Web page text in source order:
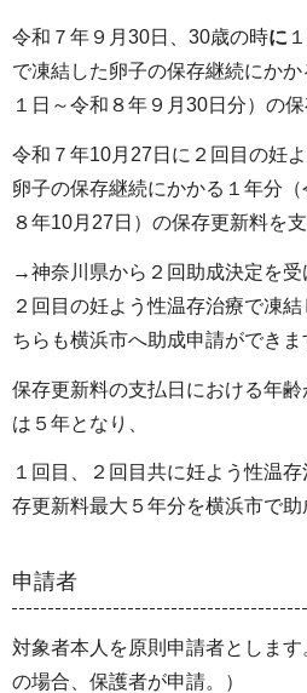
令和７年９月30日、30歳の時に
で凍結した卵子の保存継続にか
１日～令和８年９月30日分）の
令和７年10月27日に２回目の妊
卵子の保存継続にかかる１年分
８年10月27日）の保存更新料を支
→神奈川県から２回助成決定を受
２回目の妊よう性温存治療で凍
ちらも横浜市へ助成申請ができま
保存更新料の支払日における年
は５年となり、
１回目、２回目共に妊よう性温
存更新料最大５年分を横浜市で助
申請者
対象者本人を原則申請者としま
の場合、保護者が申請。）